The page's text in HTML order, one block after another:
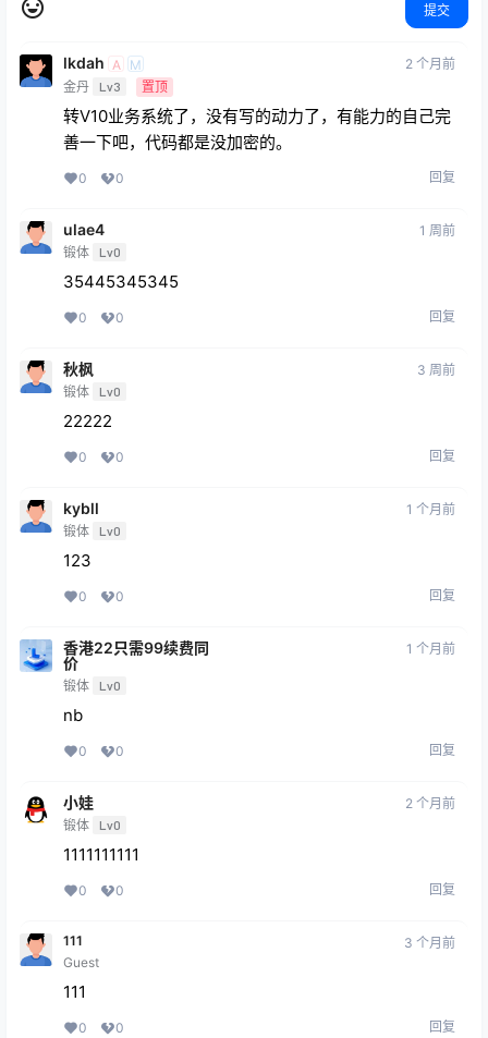
提交
lkdah A
M
金丹 Lv3 置顶
2 个月前
转V10业务系统了，没有写的动力了，有能力的自己完
善一下吧，代码都是没加密的。
0 0 回复
ulae4
锻体 Lv0
1 周前
35445345345
0 0 回复
秋枫
锻体 Lv0
3 周前
22222
0 0 回复
kybll
锻体 Lv0
1 个月前
123
0 0 回复
香港22只需99续费同
价
锻体 Lv0
1 个月前
nb
0 0 回复
小娃
锻体 Lv0
2 个月前
1111111111
0 0 回复
111
Guest
3 个月前
111
0 0 回复